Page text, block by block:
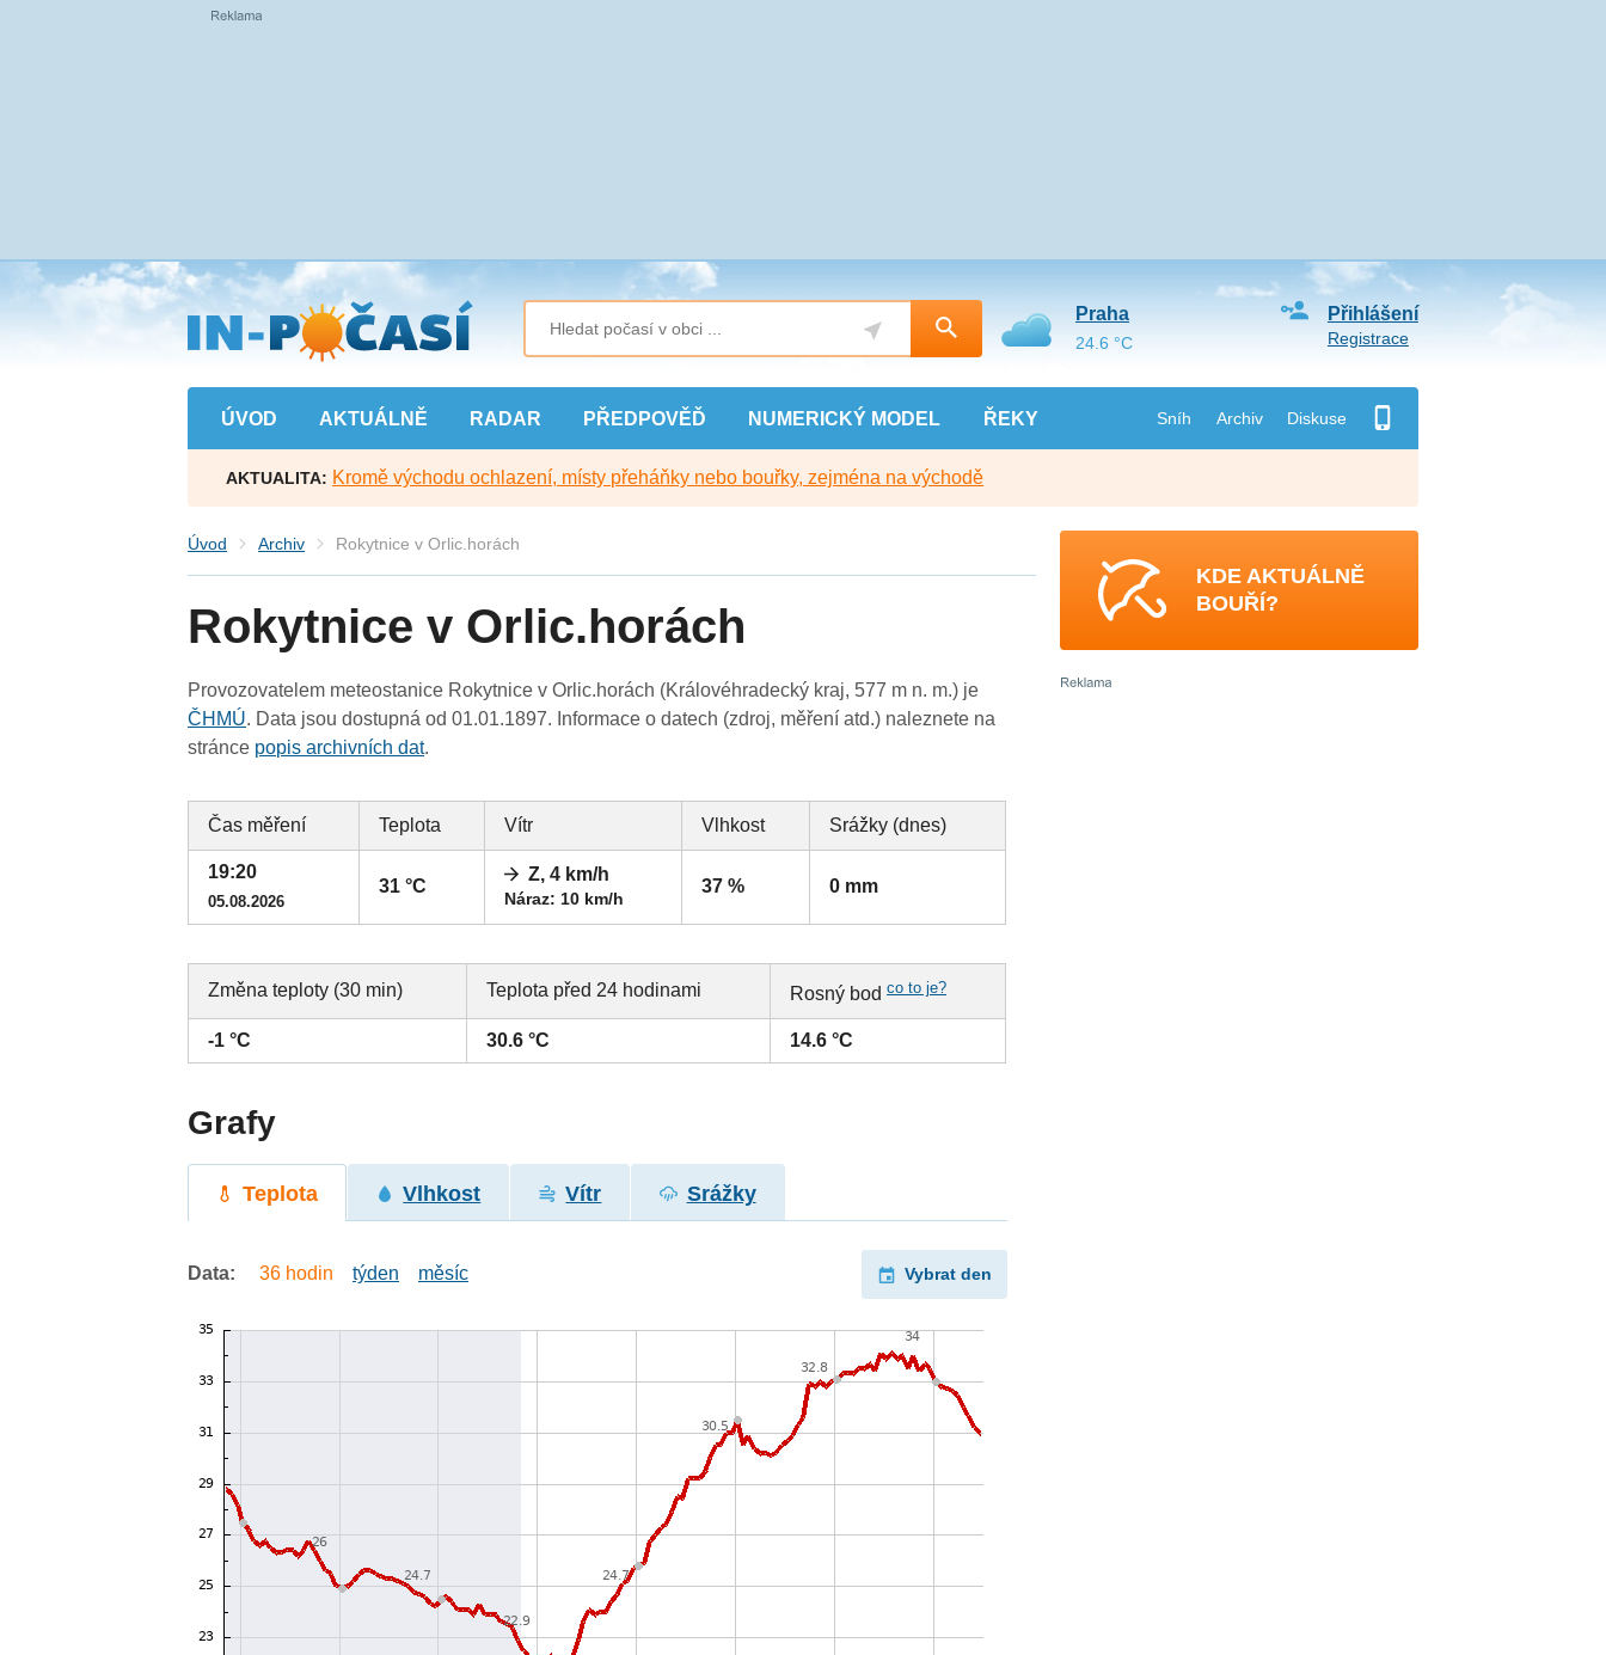
Přejít
na
hlavní
obsah
ÚVOD AKTUÁLNĚ RADAR PŘEDPOVĚĎ NUMERICKÝ MODEL ŘEKY Sníh Archiv Diskuse
Přihlášení
Registrace
Praha
24.6 °C
AKTUALITA: Kromě východu ochlazení, místy přeháňky nebo bouřky, zejména na východě
Úvod Archiv Rokytnice v Orlic.horách
Rokytnice v Orlic.horách
Provozovatelem meteostanice Rokytnice v Orlic.horách (Královéhradecký kraj, 577 m n. m.) je
ČHMÚ. Data jsou dostupná od 01.01.1897. Informace o datech (zdroj, měření atd.) naleznete na
stránce popis archivních dat.
Čas měření Teplota Vítr Vlhkost Srážky (dnes)
19:20
05.08.2026
31 °C
Z, 4 km/h
Náraz: 10 km/h
37 % 0 mm
Změna teploty (30 min) Teplota před 24 hodinami Rosný bodco to je?
-1 °C 30.6 °C 14.6 °C
Grafy
Teplota Vlhkost Vítr Srážky
Data: 36 hodin týden měsíc Vybrat den
KDE AKTUÁLNĚ
BOUŘÍ?